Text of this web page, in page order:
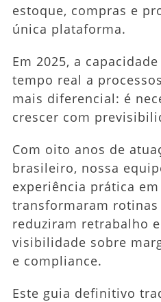
estoque, compras e
única plataforma.
Em 2025, a
tempo real a
mais diferencial: é
crescer com
Com oito anos de
brasileiro, nossa
experiência prática
transformaram rotinas
reduziram retrabalho
visibilidade sobre
e compliance.
Este guia definitivo